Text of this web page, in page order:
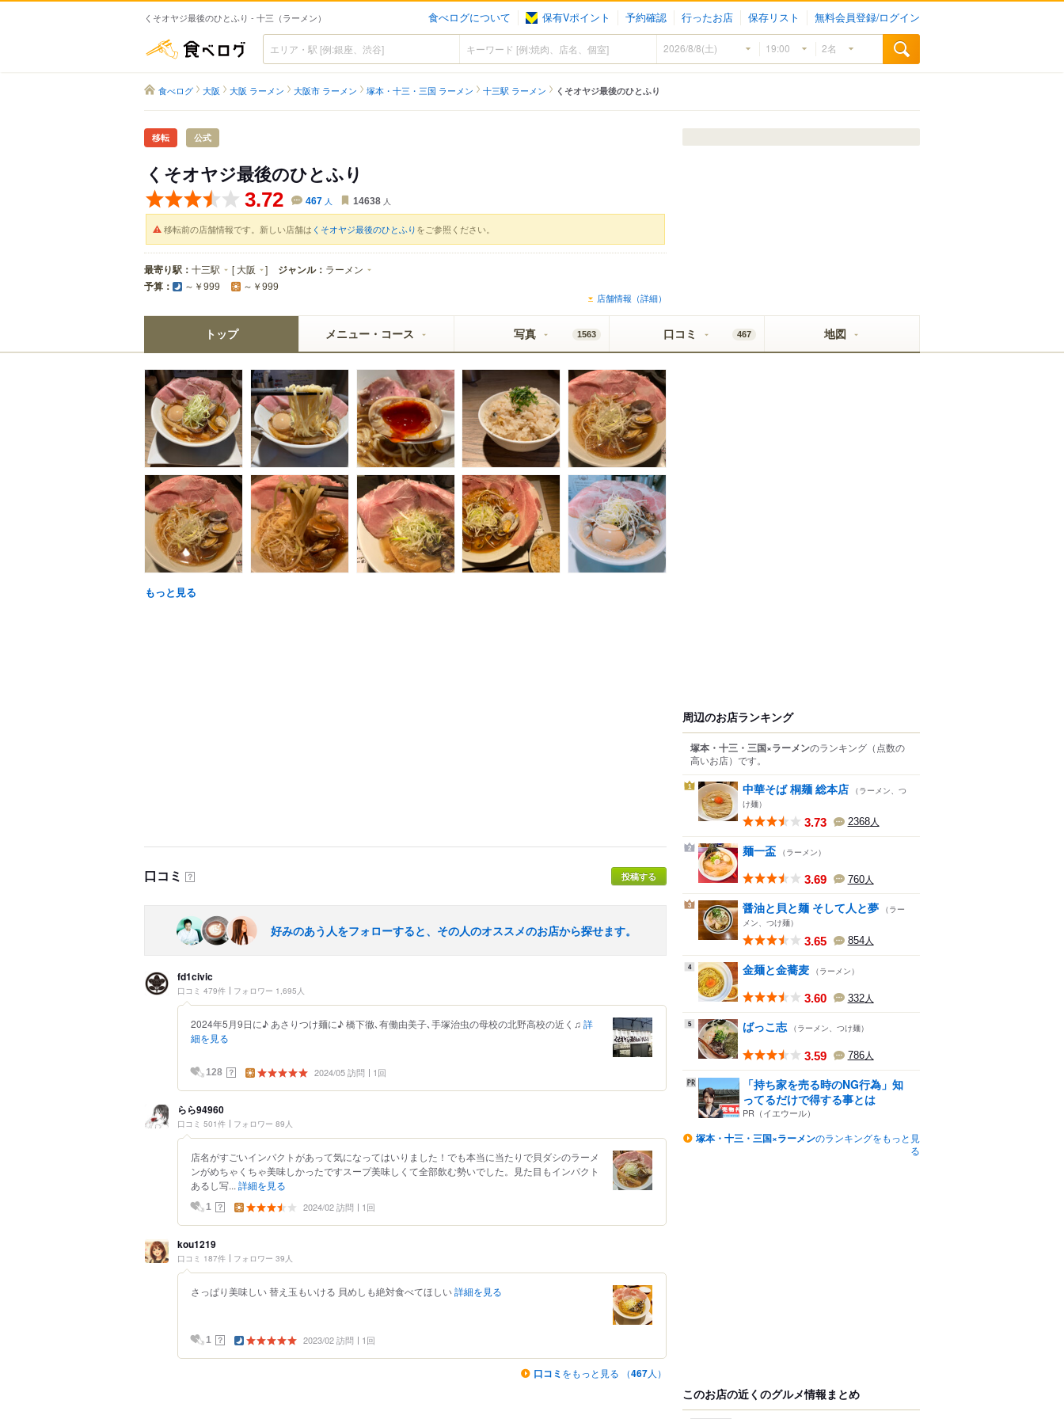
くそオヤジ最後のひとふり - 十三（ラーメン） 食べログについて 保有Vポイント 予約確認 行ったお店 保存リスト 無料会員登録/ログイン
食べログ
食べログ 大阪 大阪 ラーメン 大阪市 ラーメン 塚本・十三・三国 ラーメン 十三駅 ラーメン くそオヤジ最後のひとふり
移転 公式
くそオヤジ最後のひとふり
3.72 467 人 14638 人
移転前の店舗情報です。新しい店舗は くそオヤジ最後のひとふりをご参照ください。
最寄り駅： 十三駅 [ 大阪 ] ジャンル： ラーメン
予算： ～￥999 ～￥999
店舗情報（詳細）
トップ メニュー・コース 写真 1563 口コミ 467 地図
もっと見る
口コミ ？ 投稿する
好みのあう人をフォローすると、その人のオススメのお店から探せます。
fd1civic
口コミ 479件 フォロワー 1,695人
2024年5月9日に♪ あさりつけ麺に♪ 橋下徹､有働由美子､手塚治虫の母校の北野高校の近く♫ 詳
細を見る
128 ？ 2024/05 訪問 1回
らら94960
口コミ 501件 フォロワー 89人
店名がすごいインパクトがあって気になってはいりました！でも本当に当たりで貝ダシのラーメ
ンがめちゃくちゃ美味しかったですスープ美味しくて全部飲む勢いでした。見た目もインパクト
あるし写... 詳細を見る
1 ？ 2024/02 訪問 1回
kou1219
口コミ 187件 フォロワー 39人
さっぱり美味しい 替え玉もいける 貝めしも絶対食べてほしい詳細を見る
1 ？ 2023/02 訪問 1回
口コミ をもっと見る （467人）
周辺のお店ランキング
塚本・十三・三国×ラーメンのランキング （点数の
高いお店） です。
1 中華そば 桐麺 総本店 （ラーメン、つ
け麺）
3.73 2368人
2 麺一盃 （ラーメン）
3.69 760人
3 醤油と貝と麺 そして人と夢 （ラー
メン、つけ麺）
3.65 854人
4 金麺と金蕎麦 （ラーメン）
3.60 332人
5 ばっこ志 （ラーメン、つけ麺）
3.59 786人
「持ち家を売る時のNG行為」知
ってるだけで得する事とは
PR（イエウール）
塚本・十三・三国×ラーメンのランキングをもっと見
る
このお店の近くのグルメ情報まとめ